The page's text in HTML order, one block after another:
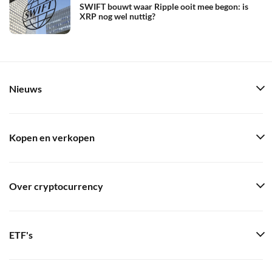
SWIFT bouwt waar Ripple ooit mee begon: is
XRP nog wel nuttig?
Nieuws
Kopen en verkopen
Over cryptocurrency
ETF's